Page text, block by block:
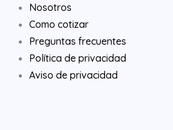
c
e
b
n
k
e
s
t
a
Nosotros
Como cotizar
Preguntas frecuentes
Política de privacidad
Aviso de privacidad